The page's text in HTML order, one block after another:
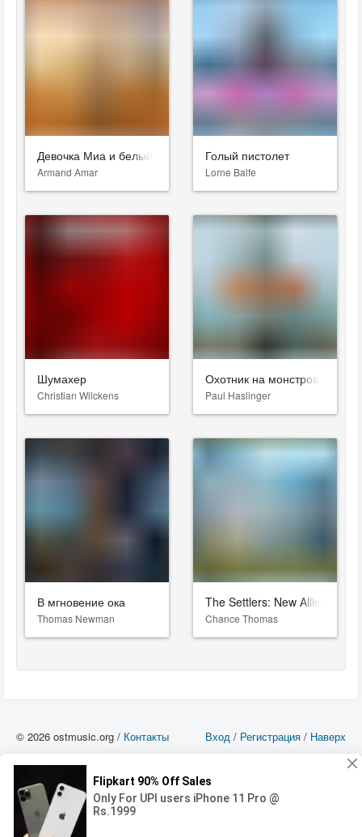
Девочка Миа и белый лев
Armand Amar
Голый пистолет
Lorne Balfe
Шумахер
Christian Wilckens
Охотник на монстров
Paul Haslinger
В мгновение ока
Thomas Newman
The Settlers: New Allies
Chance Thomas
Вход / Регистрация / Наверх
© 2026 ostmusic.org / Контакты
можете использовать такие материалы только в том в случае, если
использование производится с ознакомительными целями - для прочих целей
вы должны приобрести лицензионную запись.